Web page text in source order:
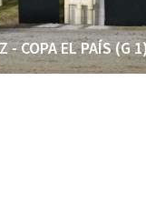
- COPA EL PAÍS (G